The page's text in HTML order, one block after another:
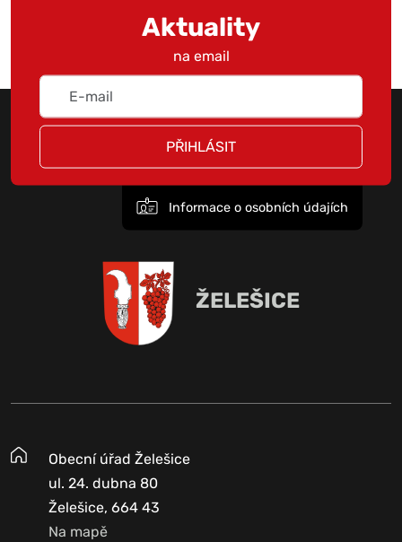
Aktuality
na email
PŘIHLÁSIT
Informace o osobních údajích
ŽELEŠICE
Obecní úřad Želešice
ul. 24. dubna 80
Želešice, 664 43
Na mapě